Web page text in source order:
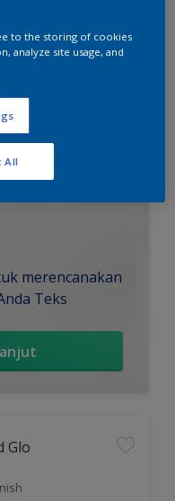
merencanakan
Teks
Glo
to the storing of cookies
analyze site usage, and
All